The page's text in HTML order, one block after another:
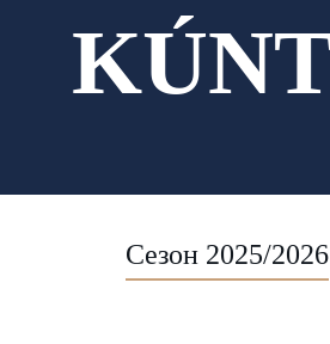
Сезон 2025/2026